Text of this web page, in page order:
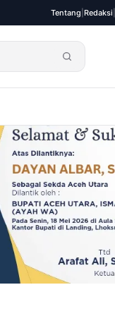
Tentang Redaksi